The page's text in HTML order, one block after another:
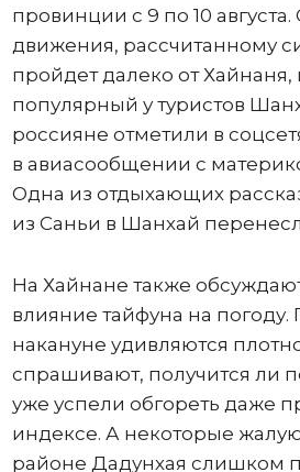
провинции с 9 по 10
движения, рассчитанному
пройдет далеко от Хайнаня,
популярный у туристов
россияне отметили в
в авиасообщении с
Одна из отдыхающих
из Саньи в Шанхай перенесли
На Хайнане также
влияние тайфуна на
накануне удивляются
спрашивают, получится ли
уже успели обгореть даже
индексе. А некоторые
районе Дадунхая слишком